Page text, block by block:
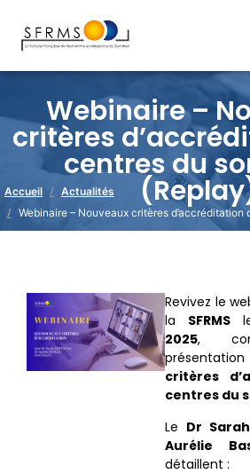
Accueil
Actualités
Webinaire – Nouveaux critères
Webinaire –
critères
centres du
Revivez le
la SFRMS
2025,
critères
centres du
Le Dr
Aurélie
détaillent :